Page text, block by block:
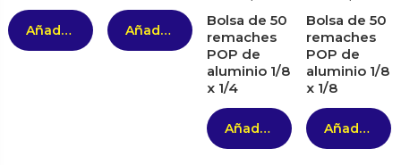
Añadir al carrito Añadir al carrito
Bolsa de 50
remaches
POP de
aluminio 1/8
x 1/4
Añadir al carrito
Bolsa de 50
remaches
POP de
aluminio 1/8
x 1/8
Añadir al carrito